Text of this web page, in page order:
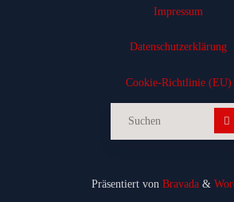
Impressum
Datenschutz­erklärung
Cookie-Richtlinie (EU)
Präsentiert von Bravada &